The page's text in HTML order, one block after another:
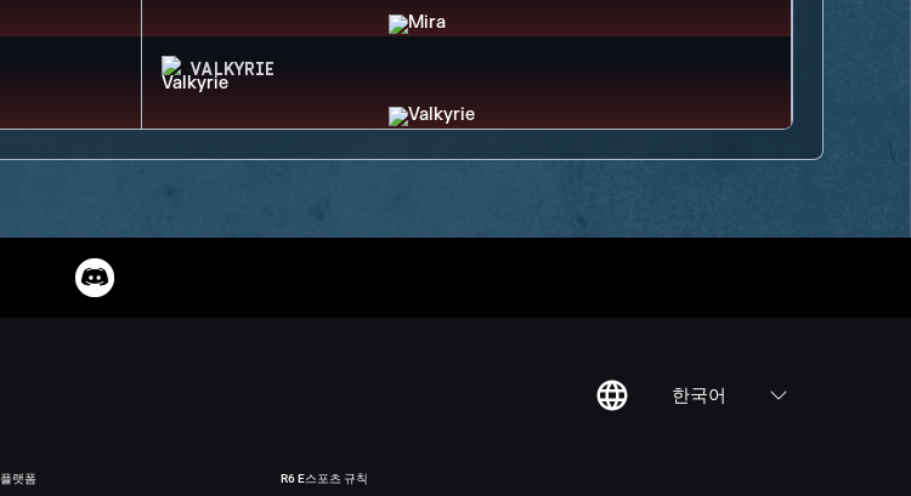
VALKYRIE
한국어
플랫폼 R6 E스포츠 규칙